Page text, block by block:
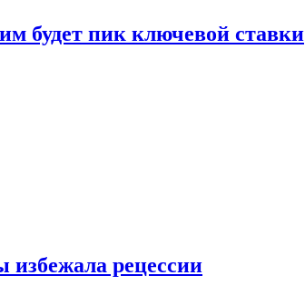
будет пик ключевой ставки
рецессии